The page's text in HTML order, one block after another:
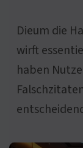
Dieum die
wirft
haben